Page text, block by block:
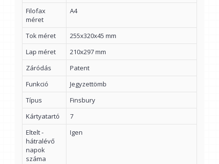
Filofax
méret
A4
Tok méret
255x320x45 mm
Lap méret
210x297 mm
Záródás
Patent
Funkció
Jegyzettömb
Típus
Finsbury
Kártyatartó
7
Eltelt -
hátralévő
napok
száma
Igen